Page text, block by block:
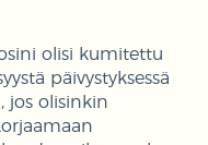
olisi kumitettu
päivystyksessä
jos olisinkin